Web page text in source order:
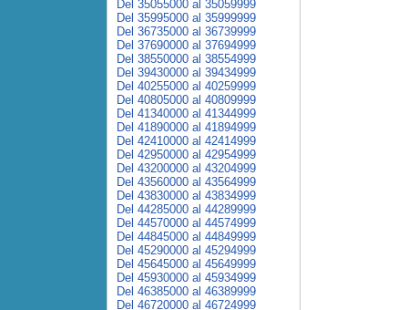
Del 35055000 al 35059999
Del 35995000 al 35999999
Del 36735000 al 36739999
Del 37690000 al 37694999
Del 38550000 al 38554999
Del 39430000 al 39434999
Del 40255000 al 40259999
Del 40805000 al 40809999
Del 41340000 al 41344999
Del 41890000 al 41894999
Del 42410000 al 42414999
Del 42950000 al 42954999
Del 43200000 al 43204999
Del 43560000 al 43564999
Del 43830000 al 43834999
Del 44285000 al 44289999
Del 44570000 al 44574999
Del 44845000 al 44849999
Del 45290000 al 45294999
Del 45645000 al 45649999
Del 45930000 al 45934999
Del 46385000 al 46389999
Del 46720000 al 46724999